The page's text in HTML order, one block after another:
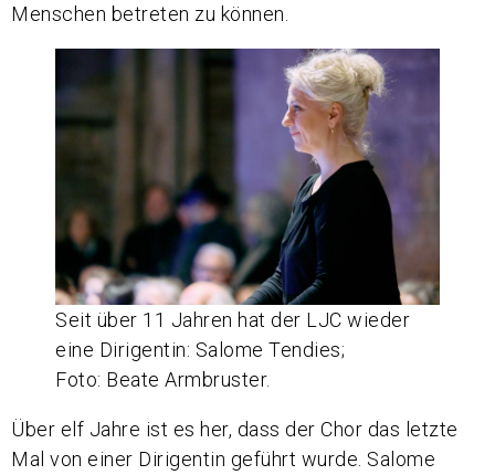
Menschen betreten zu können.
Seit über 11 Jahren hat der LJC wieder
eine Dirigentin: Salome Tendies;
Foto: Beate Armbruster.
Über elf Jahre ist es her, dass der Chor das letzte
Mal von einer Dirigentin geführt wurde. Salome